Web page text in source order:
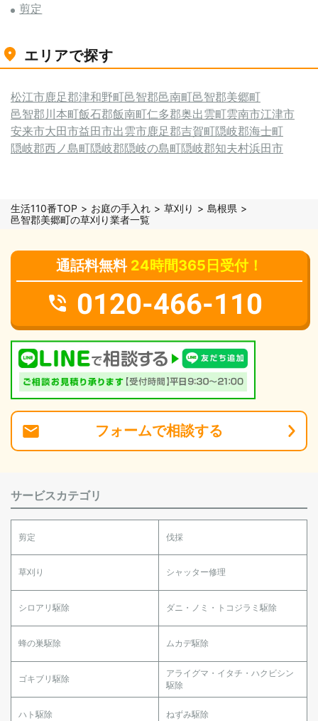
剪定
エリアで探す
松江市鹿足郡津和野町邑智郡邑南町邑智郡美郷町
邑智郡川本町飯石郡飯南町仁多郡奥出雲町雲南市江津市
安来市大田市益田市出雲市鹿足郡吉賀町隠岐郡海士町
隠岐郡西ノ島町隠岐郡隠岐の島町隠岐郡知夫村浜田市
生活110番TOP お庭の手入れ 草刈り
島根県
邑智郡美郷町の草刈り業者一覧
通話料無料 24時間365日受付！
0120-466-110
フォームで相談する
サービスカテゴリ
剪定 伐採
草刈り シャッター修理
シロアリ駆除 ダニ・ノミ・トコジラミ駆除
蜂の巣駆除 ムカデ駆除
ゴキブリ駆除
アライグマ・イタチ・ハクビシン
駆除
ハト駆除 ねずみ駆除